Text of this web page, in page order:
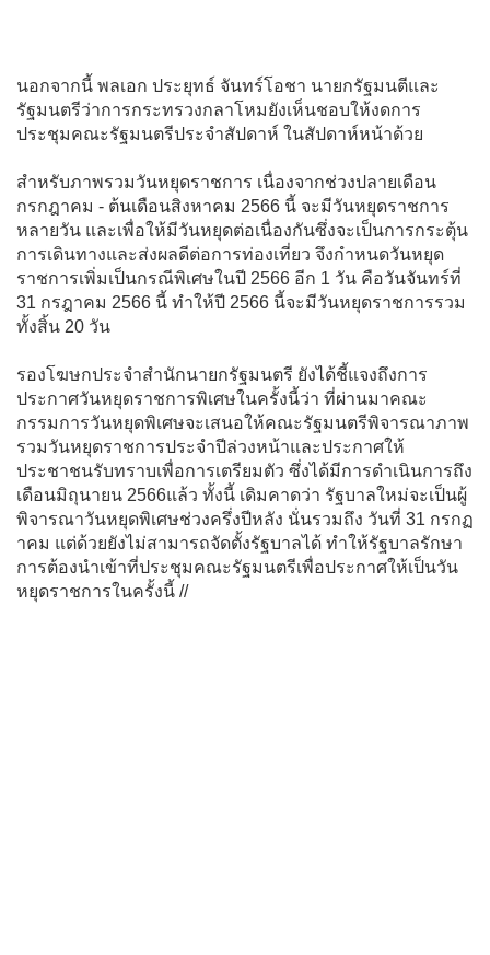
นอกจากนี้ พลเอก ประยุทธ์ จันทร์โอชา นายกรัฐมนตีและ
รัฐมนตรีว่าการกระทรวงกลาโหมยังเห็นชอบให้งดการ
ประชุมคณะรัฐมนตรีประจำสัปดาห์ ในสัปดาห์หน้าด้วย
สำหรับภาพรวมวันหยุดราชการ เนื่องจากช่วงปลายเดือน
กรกฎาคม - ต้นเดือนสิงหาคม 2566 นี้ จะมีวันหยุดราชการ
หลายวัน และเพื่อให้มีวันหยุดต่อเนื่องกันซึ่งจะเป็นการกระตุ้น
การเดินทางและส่งผลดีต่อการท่องเที่ยว จึงกำหนดวันหยุด
ราชการเพิ่มเป็นกรณีพิเศษในปี 2566 อีก 1 วัน คือวันจันทร์ที่
31 กรฎาคม 2566 นี้ ทำให้ปี 2566 นี้จะมีวันหยุดราชการรวม
ทั้งสิ้น 20 วัน
รองโฆษกประจำสำนักนายกรัฐมนตรี ยังได้ชี้แจงถึงการ
ประกาศวันหยุดราชการพิเศษในครั้งนี้ว่า ที่ผ่านมาคณะ
กรรมการวันหยุดพิเศษจะเสนอให้คณะรัฐมนตรีพิจารณาภาพ
รวมวันหยุดราชการประจำปีล่วงหน้าและประกาศให้
ประชาชนรับทราบเพื่อการเตรียมตัว ซึ่งได้มีการดำเนินการถึง
เดือนมิถุนายน 2566แล้ว ทั้งนี้ เดิมคาดว่า รัฐบาลใหม่จะเป็นผู้
พิจารณาวันหยุดพิเศษช่วงครึ่งปีหลัง นั่นรวมถึง วันที่ 31 กรกฏ
าคม แต่ด้วยยังไม่สามารถจัดตั้งรัฐบาลได้ ทำให้รัฐบาลรักษา
การต้องนำเข้าที่ประชุมคณะรัฐมนตรีเพื่อประกาศให้เป็นวัน
หยุดราชการในครั้งนี้ //